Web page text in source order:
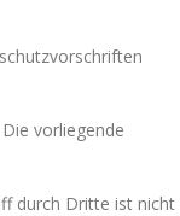
vorliegende
durch Dritte ist nicht